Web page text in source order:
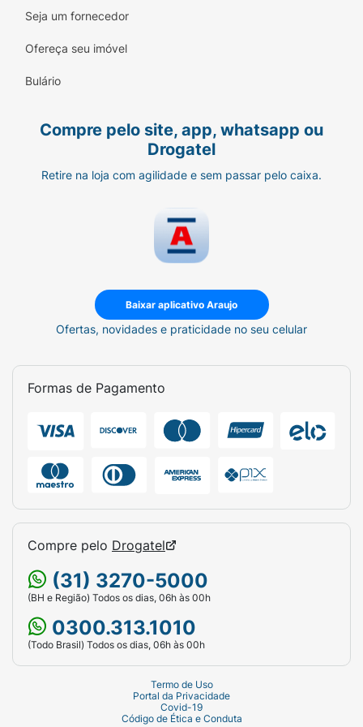
Seja um fornecedor
Ofereça seu imóvel
Bulário
Compre pelo site, app, whatsapp ou
Drogatel
Retire na loja com agilidade e sem passar pelo caixa.
Baixar aplicativo Araujo
Ofertas, novidades e praticidade no seu celular
Formas de Pagamento
Compre pelo Drogatel
(31) 3270-5000
(BH e Região) Todos os dias, 06h às 00h
0300.313.1010
(Todo Brasil) Todos os dias, 06h às 00h
Termo de Uso
Portal da Privacidade
Covid-19
Código de Ética e Conduta